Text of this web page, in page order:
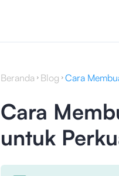
Beranda Blog Cara
Cara
untuk